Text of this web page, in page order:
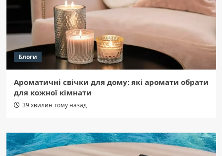
Блоги
Ароматичні свічки для дому: які аромати обрати
для кожної кімнати
39 хвилин тому назад